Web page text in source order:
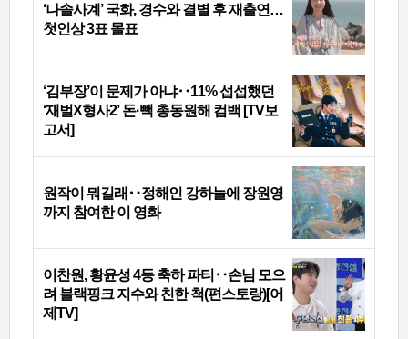
‘나솔사계’ 국화, 경수와 결별 후 재출연…
첫인상 3표 몰표
‘김부장’이 문제가 아냐‥11% 섭섭했던
‘재벌X형사2’ 돈·빽 총동원해 컴백 [TV보
고서]
원작이 뭐길래‥정해인 강하늘에 장원영
까지 참여한 이 영화
이찬원, 황윤성 4등 축하 파티‥손님 모으
려 블랙핑크 지수와 친한 척(편스토랑)[어
제TV]